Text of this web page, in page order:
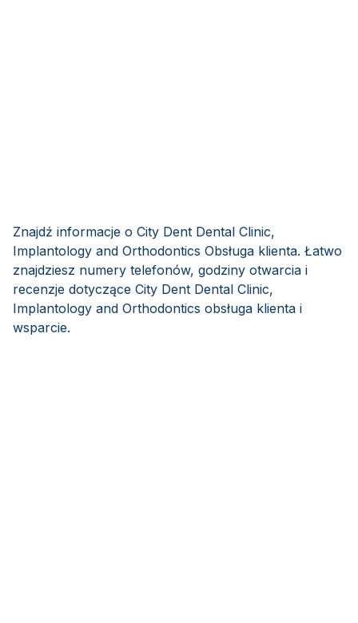
Znajdź informacje o City Dent Dental Clinic,
Implantology and Orthodontics Obsługa klienta. Łatwo
znajdziesz numery telefonów, godziny otwarcia i
recenzje dotyczące City Dent Dental Clinic,
Implantology and Orthodontics obsługa klienta i
wsparcie.